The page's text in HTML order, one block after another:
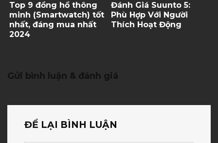
Top 9 đồng hồ thông
minh (Smartwatch) tốt
nhất, đáng mua nhất
2024
Đánh Giá Suunto 5:
Phù Hợp Với Người
Thích Hoạt Động
Gửi bình luận & đánh giá
ĐỂ LẠI BÌNH LUẬN